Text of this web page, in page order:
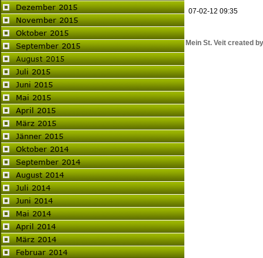
07-02-12 09:35
Mein St. Veit created